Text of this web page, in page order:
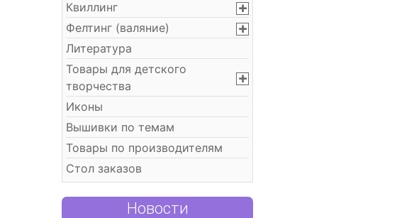
Квиллинг
Фелтинг (валяние)
Литература
Товары для детского
творчества
Иконы
Вышивки по темам
Товары по производителям
Стол заказов
Новости